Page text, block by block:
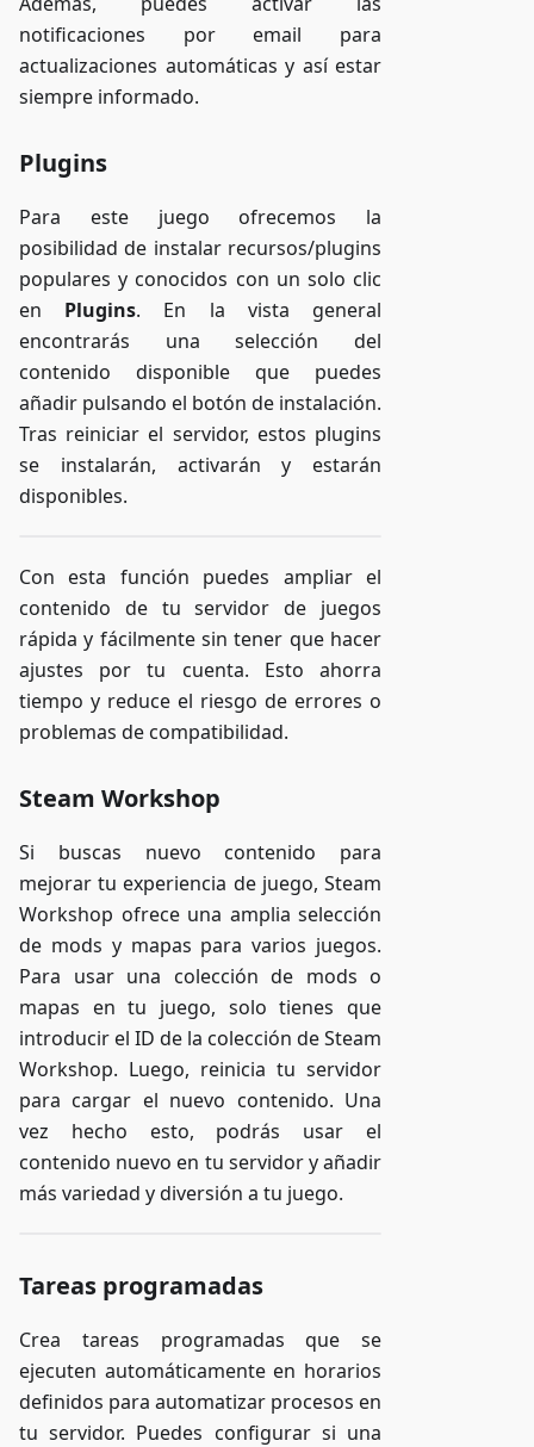
notificaciones por email para
actualizaciones automáticas y así estar
siempre informado.
Plugins
Para este juego ofrecemos la
posibilidad de instalar recursos/plugins
populares y conocidos con un solo clic
en Plugins. En la vista general
encontrarás una selección del
contenido disponible que puedes
añadir pulsando el botón de instalación.
Tras reiniciar el servidor, estos plugins
se instalarán, activarán y estarán
disponibles.
Con esta función puedes ampliar el
contenido de tu servidor de juegos
rápida y fácilmente sin tener que hacer
ajustes por tu cuenta. Esto ahorra
tiempo y reduce el riesgo de errores o
problemas de compatibilidad.
Steam Workshop
Si buscas nuevo contenido para
mejorar tu experiencia de juego, Steam
Workshop ofrece una amplia selección
de mods y mapas para varios juegos.
Para usar una colección de mods o
mapas en tu juego, solo tienes que
introducir el ID de la colección de Steam
Workshop. Luego, reinicia tu servidor
para cargar el nuevo contenido. Una
vez hecho esto, podrás usar el
contenido nuevo en tu servidor y añadir
más variedad y diversión a tu juego.
Tareas programadas
Crea tareas programadas que se
ejecuten automáticamente en horarios
definidos para automatizar procesos en
tu servidor. Puedes configurar si una